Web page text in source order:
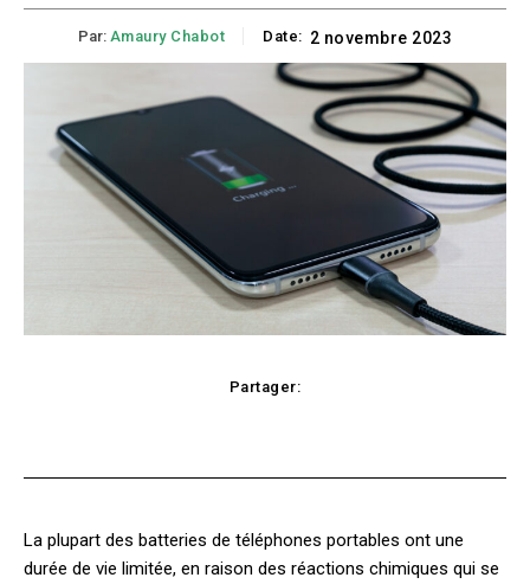
Par: Amaury Chabot Date: 2 novembre 2023
Partager:
La plupart des batteries de téléphones portables ont une
durée de vie limitée, en raison des réactions chimiques qui se